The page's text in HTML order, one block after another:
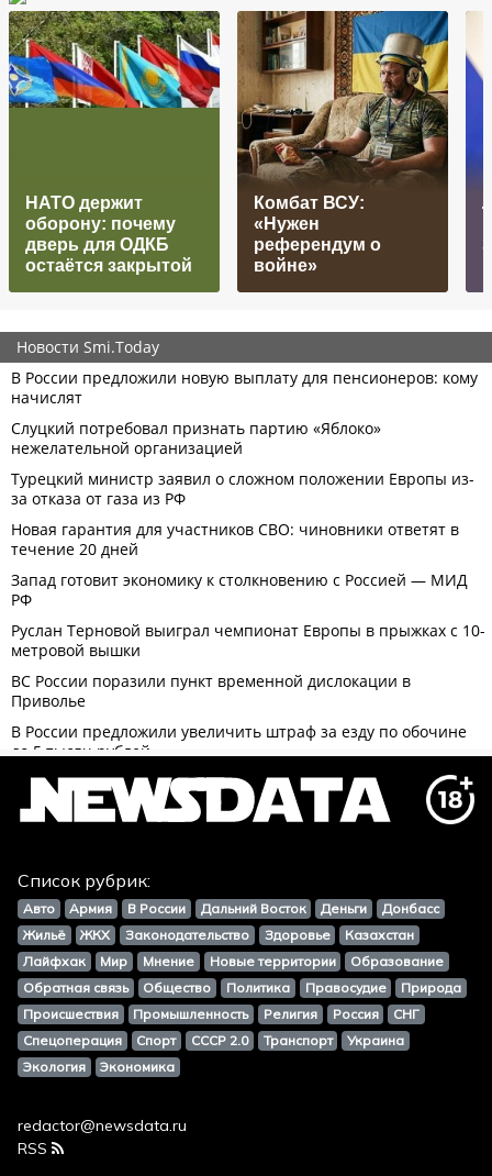
НАТО держит
оборону: почему
дверь для ОДКБ
остаётся закрытой
Комбат ВСУ:
«Нужен
референдум о
войне»
Список рубрик:
Авто Армия В России Дальний Восток Деньги
Донбасс
Жильё
ЖКХ Законодательство Здоровье
Казахстан
Лайфхак
Мир Мнение Новые территории
Образование
Обратная связь
Общество Политика Правосудие
Природа
Происшествия
Промышленность Религия Россия
СНГ
Спецоперация
Спорт СССР 2.0 Транспорт
Украина
Экология
Экономика
redactor@newsdata.ru
RSS